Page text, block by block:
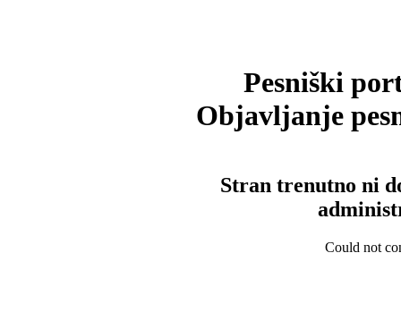
Pesniški
Objavljanje
Stran trenutno ni
Could not